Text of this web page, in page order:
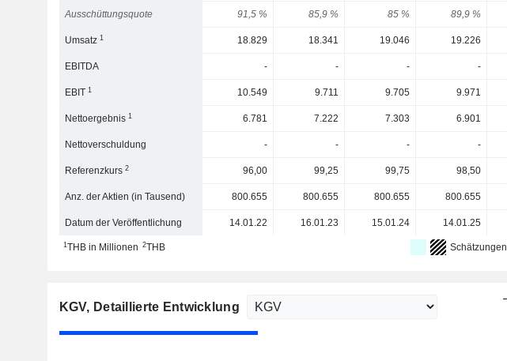
Ausschüttungsquote 91,5 % 85,9 % 85 % 89,9 %
Umsatz1 18.829 18.341 19.046 19.226
EBITDA - - - -
EBIT1 10.549 9.711 9.705 9.971
Nettoergebnis1 6.781 7.222 7.303 6.901
Nettoverschuldung - - - -
Referenzkurs2 96,00 99,25 99,75 98,50
Anz. der Aktien (in Tausend) 800.655 800.655 800.655 800.655
Datum der Veröffentlichung 14.01.22 16.01.23 15.01.24 14.01.25
1THB in Millionen 2THB Schätzungen
KGV, Detaillierte Entwicklung